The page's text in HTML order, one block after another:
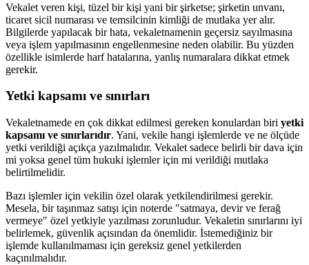
Vekalet veren kişi, tüzel bir kişi yani bir şirketse; şirketin unvanı,
ticaret sicil numarası ve temsilcinin kimliği de mutlaka yer alır.
Bilgilerde yapılacak bir hata, vekaletnamenin geçersiz sayılmasına
veya işlem yapılmasının engellenmesine neden olabilir. Bu yüzden
özellikle isimlerde harf hatalarına, yanlış numaralara dikkat etmek
gerekir.
Yetki kapsamı ve sınırları
Vekaletnamede en çok dikkat edilmesi gereken konulardan biri yetki
kapsamı ve sınırlarıdır. Yani, vekile hangi işlemlerde ve ne ölçüde
yetki verildiği açıkça yazılmalıdır. Vekalet sadece belirli bir dava için
mi yoksa genel tüm hukuki işlemler için mi verildiği mutlaka
belirtilmelidir.
Bazı işlemler için vekilin özel olarak yetkilendirilmesi gerekir.
Mesela, bir taşınmaz satışı için noterde "satmaya, devir ve ferağ
vermeye" özel yetkiyle yazılması zorunludur. Vekaletin sınırlarını iyi
belirlemek, güvenlik açısından da önemlidir. İstemediğiniz bir
işlemde kullanılmaması için gereksiz genel yetkilerden
kaçınılmalıdır.